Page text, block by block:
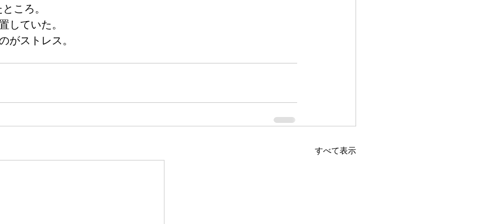
ころ。
していた。
がストレス。
すべて表示